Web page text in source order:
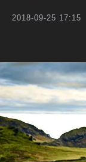
2018-09-25 17:15